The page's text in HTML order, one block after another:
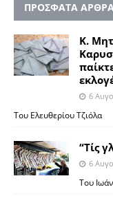
ΠΡΟΣΦΑΤΑ
Κ.
6
Του Ελευθερίου Τζιόλα
“Τίς
6
Του